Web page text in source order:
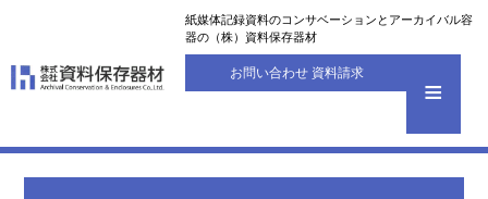
紙媒体記録資料のコンサベーションとアーカイバル容
器の（株）資料保存器材
お問い合わせ 資料請求